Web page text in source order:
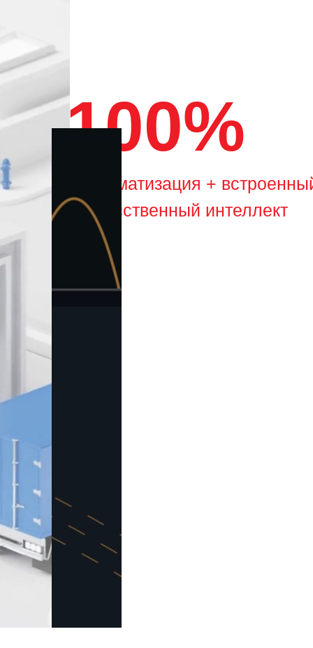
100%
Автоматизация +
искусственный интеллект